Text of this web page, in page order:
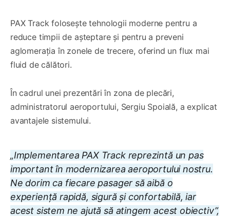
PAX Track folosește tehnologii moderne pentru a
reduce timpii de așteptare și pentru a preveni
aglomerația în zonele de trecere, oferind un flux mai
fluid de călători.
În cadrul unei prezentări în zona de plecări,
administratorul aeroportului, Sergiu Spoială, a explicat
avantajele sistemului.
„Implementarea PAX Track reprezintă un pas
important în modernizarea aeroportului nostru.
Ne dorim ca fiecare pasager să aibă o
experiență rapidă, sigură și confortabilă, iar
acest sistem ne ajută să atingem acest obiectiv”,